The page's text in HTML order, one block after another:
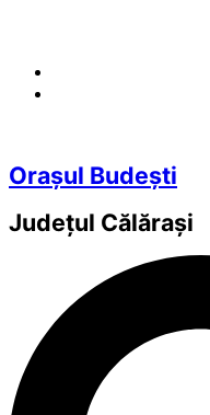
Orașul Budești
Județul Călărași